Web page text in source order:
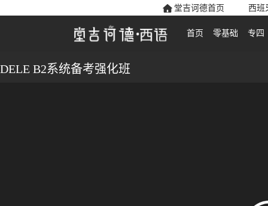
堂吉诃德首页 西班
首页 零基础 专四
DELE B2系统备考强化班